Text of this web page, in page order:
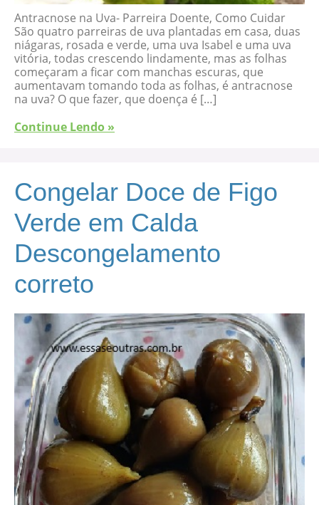
Antracnose na Uva- Parreira Doente, Como Cuidar
São quatro parreiras de uva plantadas em casa, duas
niágaras, rosada e verde, uma uva Isabel e uma uva
vitória, todas crescendo lindamente, mas as folhas
começaram a ficar com manchas escuras, que
aumentavam tomando toda as folhas, é antracnose
na uva? O que fazer, que doença é […]
Continue Lendo »
Congelar Doce de Figo
Verde em Calda
Descongelamento
correto